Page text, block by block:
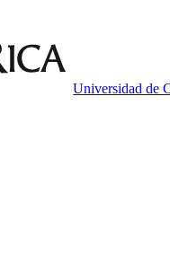
Universidad de